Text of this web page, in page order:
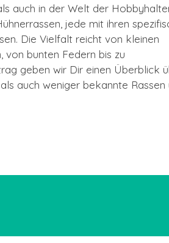
auch in der Welt der
jede mit ihren
Die Vielfalt reicht von kleinen
von bunten Federn bis zu
geben wir Dir einen Überblick
auch weniger bekannte Rassen